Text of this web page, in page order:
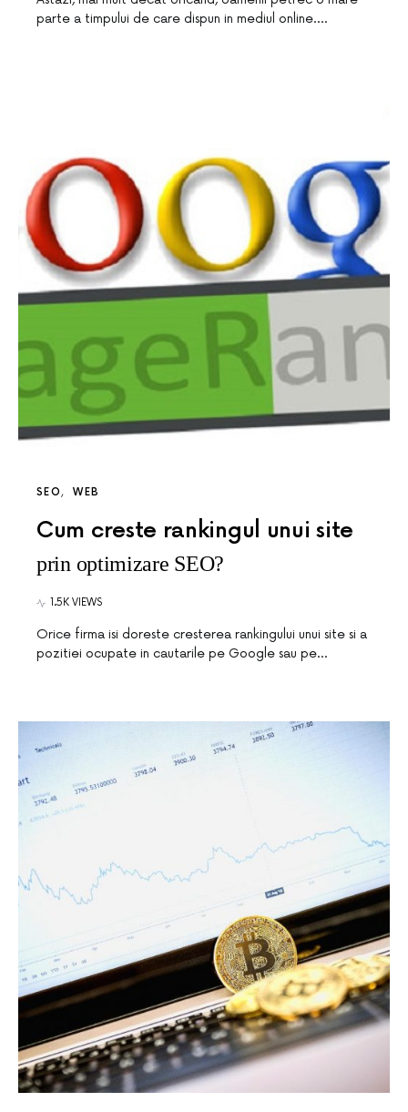
parte a timpului de care dispun in mediul online.…
SEO WEB
Cum creste rankingul unui site
prin optimizare SEO?
1.5K VIEWS
Orice firma isi doreste cresterea rankingului unui site si a
pozitiei ocupate in cautarile pe Google sau pe…